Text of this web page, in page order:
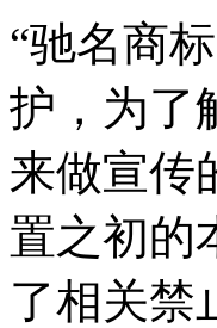
“驰名商
护，为了
来做宣传
置之初的
了相关禁